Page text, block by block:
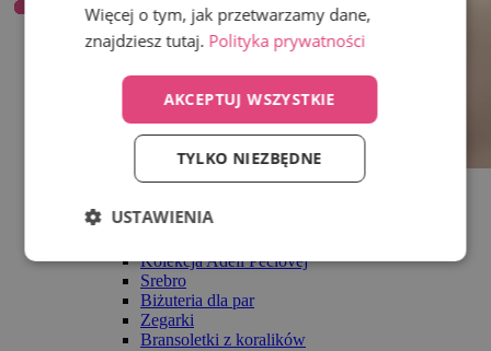
Wszystko w kategorii Biżuteria
Bransoletki
Kolekcja Adéli Pečlovej
Srebro
Biżuteria dla par
Zegarki
Bransoletki z koralików
Więcej o tym, jak przetwarzamy dane,
znajdziesz tutaj. Polityka prywatności
AKCEPTUJ WSZYSTKIE
TYLKO NIEZBĘDNE
USTAWIENIA